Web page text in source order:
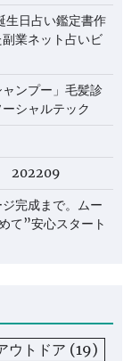
生日占い鑑定書作
業ネット占いビ
ャンプー」毛髪診
シャルテック
202209
完成まで。ムー
て”安心スタート
ウトドア (19)